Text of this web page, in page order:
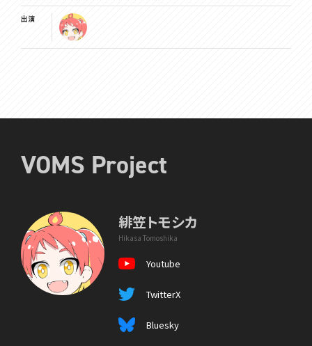
出演
VOMS Project
緋笠トモシカ
Hikasa Tomoshika
Youtube
TwitterX
Bluesky